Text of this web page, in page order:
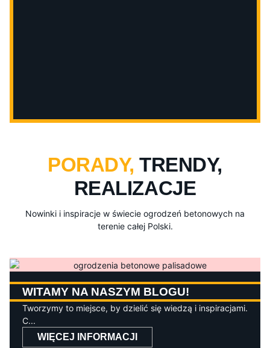
PORADY,TRENDY,
REALIZACJE
Nowinki i inspiracje w świecie ogrodzeń betonowych na
terenie całej Polski.
WITAMY NA NASZYM BLOGU!
Tworzymy to miejsce, by dzielić się wiedzą i inspiracjami.
C...
WIĘCEJ INFORMACJI